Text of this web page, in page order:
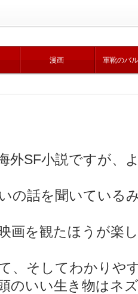
漫画 軍靴のバ
外SF小説ですが、
の話を聞いている
画を観たほうが楽
、そしてわかりや
のいい生き物はネ